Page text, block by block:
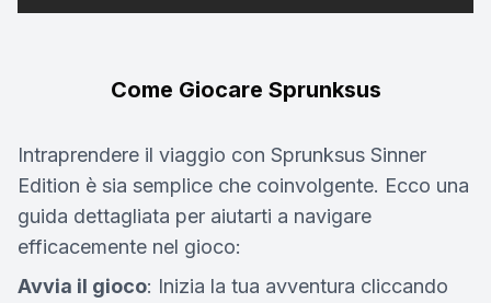
Come Giocare Sprunksus
Intraprendere il viaggio con Sprunksus Sinner
Edition è sia semplice che coinvolgente. Ecco una
guida dettagliata per aiutarti a navigare
efficacemente nel gioco:
Avvia il gioco: Inizia la tua avventura cliccando